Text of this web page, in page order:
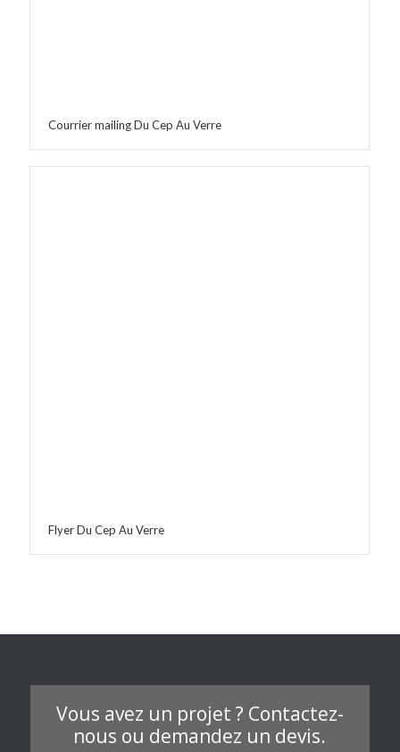
Courrier mailing Du Cep Au Verre
Flyer Du Cep Au Verre
Vous avez un projet ? Contactez-
nous ou demandez un devis.